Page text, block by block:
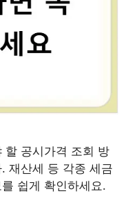
할 공시가격 조회 방
재산세 등 각종 세금
쉽게 확인하세요.